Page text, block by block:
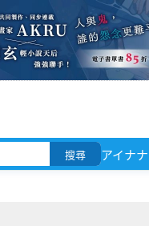
搜尋 アイナナ